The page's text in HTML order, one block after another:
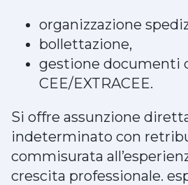
organizzazione
bollettazione,
gestione documenti
CEE/EXTRACEE.
Si offre assunzione
indeterminato con
commisurata
crescita professionale.